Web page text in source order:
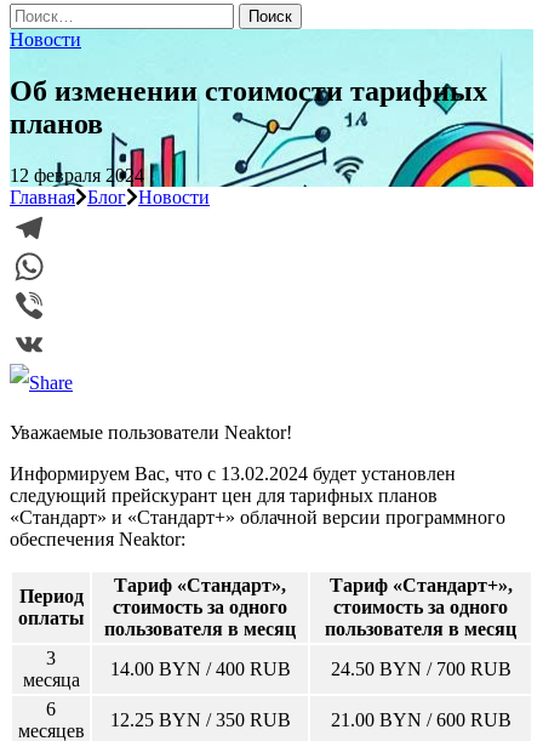
Найти:
Новости
Об изменении стоимости тарифных
планов
12 февраля 2024
Главная Блог Новости
Telegram
WhatsApp
Viber
VK
Уважаемые пользователи Neaktor!
Информируем Вас, что с 13.02.2024 будет установлен
следующий прейскурант цен для тарифных планов
«Стандарт» и «Стандарт+» облачной версии программного
обеспечения Neaktor:
Период
оплаты
Тариф «Стандарт»,
стоимость за одного
пользователя в месяц
Тариф «Стандарт+»,
стоимость за одного
пользователя в месяц
3
месяца
14.00 BYN / 400 RUB
24.50 BYN / 700 RUB
6
месяцев
12.25 BYN / 350 RUB
21.00 BYN / 600 RUB